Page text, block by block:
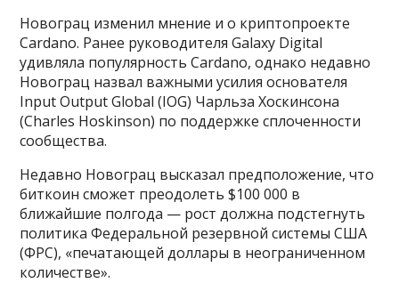
Новограц изменил мнение и о криптопроекте
Cardano. Ранее руководителя Galaxy Digital
удивляла популярность Cardano, однако недавно
Новограц назвал важными усилия основателя
Input Output Global (IOG) Чарльза Хоскинсона
(Charles Hoskinson) по поддержке сплоченности
сообщества.
Недавно Новограц высказал предположение, что
биткоин сможет преодолеть $100 000 в
ближайшие полгода — рост должна подстегнуть
политика Федеральной резервной системы США
(ФРС), «печатающей доллары в неограниченном
количестве».